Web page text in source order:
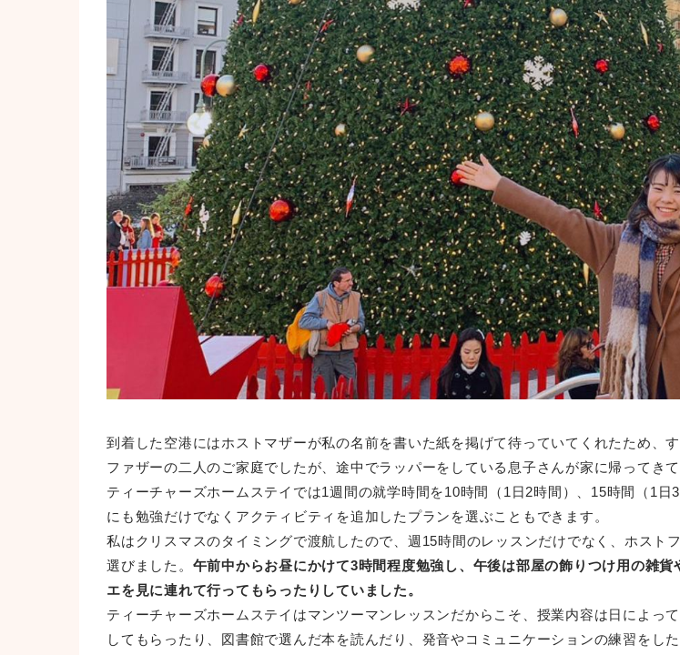
到着した空港にはホストマザーが私の名前を書いた紙を掲げて待っていてくれたため、
ファザーの二人のご家庭でしたが、途中でラッパーをしている息子さんが家に帰ってきて
ティーチャーズホームステイでは1週間の就学時間を10時間（1日2時間）、15時間（1
にも勉強だけでなくアクティビティを追加したプランを選ぶこともできます。
私はクリスマスのタイミングで渡航したので、週15時間のレッスンだけでなく、ホスト
選びました。 午前中からお昼にかけて3時間程度勉強し、午後は部屋の飾りつけ用の雑
エを見に連れて行ってもらったりしていました。
ティーチャーズホームステイはマンツーマンレッスンだからこそ、授業内容は日によっ
してもらったり、図書館で選んだ本を読んだり、発音やコミュニケーションの練習をし